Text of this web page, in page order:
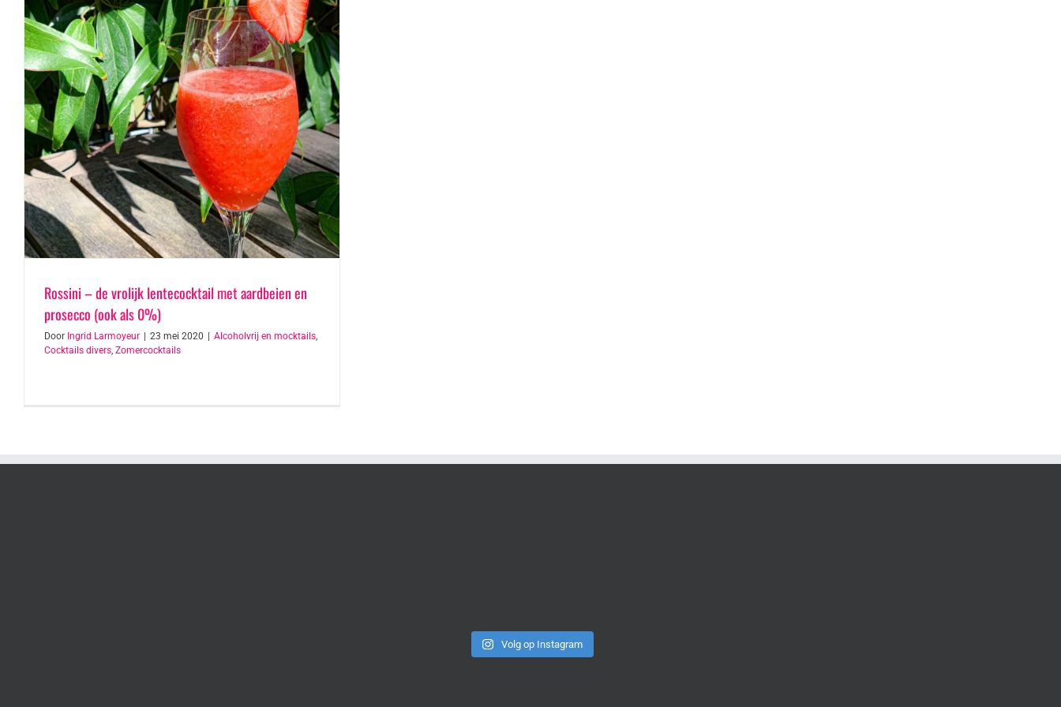
Rossini – de vrolijk lentecocktail met aardbeien en
prosecco (ook als 0%)
Door Ingrid Larmoyeur 23 mei 2020 Alcoholvrij en mocktails,
Cocktails divers, Zomercocktails
Volg op Instagram